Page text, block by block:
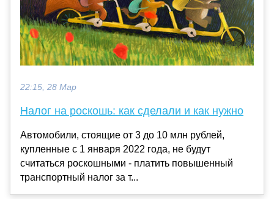
22:15, 28 Мар
Налог на роскошь: как сделали и как нужно
Автомобили, стоящие от 3 до 10 млн рублей,
купленные с 1 января 2022 года, не будут
считаться роскошными - платить повышенный
транспортный налог за т...